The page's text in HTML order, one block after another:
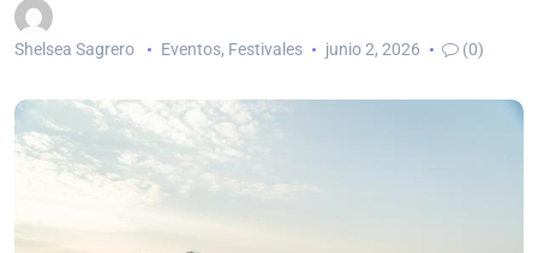
Shelsea Sagrero Eventos, Festivales junio 2, 2026 (0)